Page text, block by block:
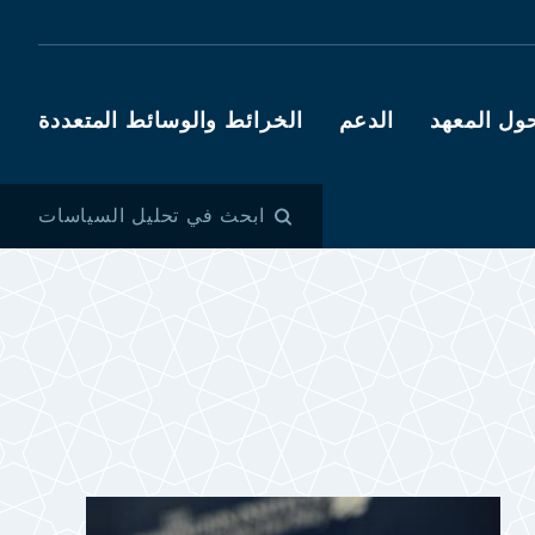
المعهد الدعم الخرائط والوسائط المتعددة
ابحث في تحليل السياسات